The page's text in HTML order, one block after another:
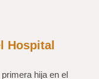
Hospital
hija en el